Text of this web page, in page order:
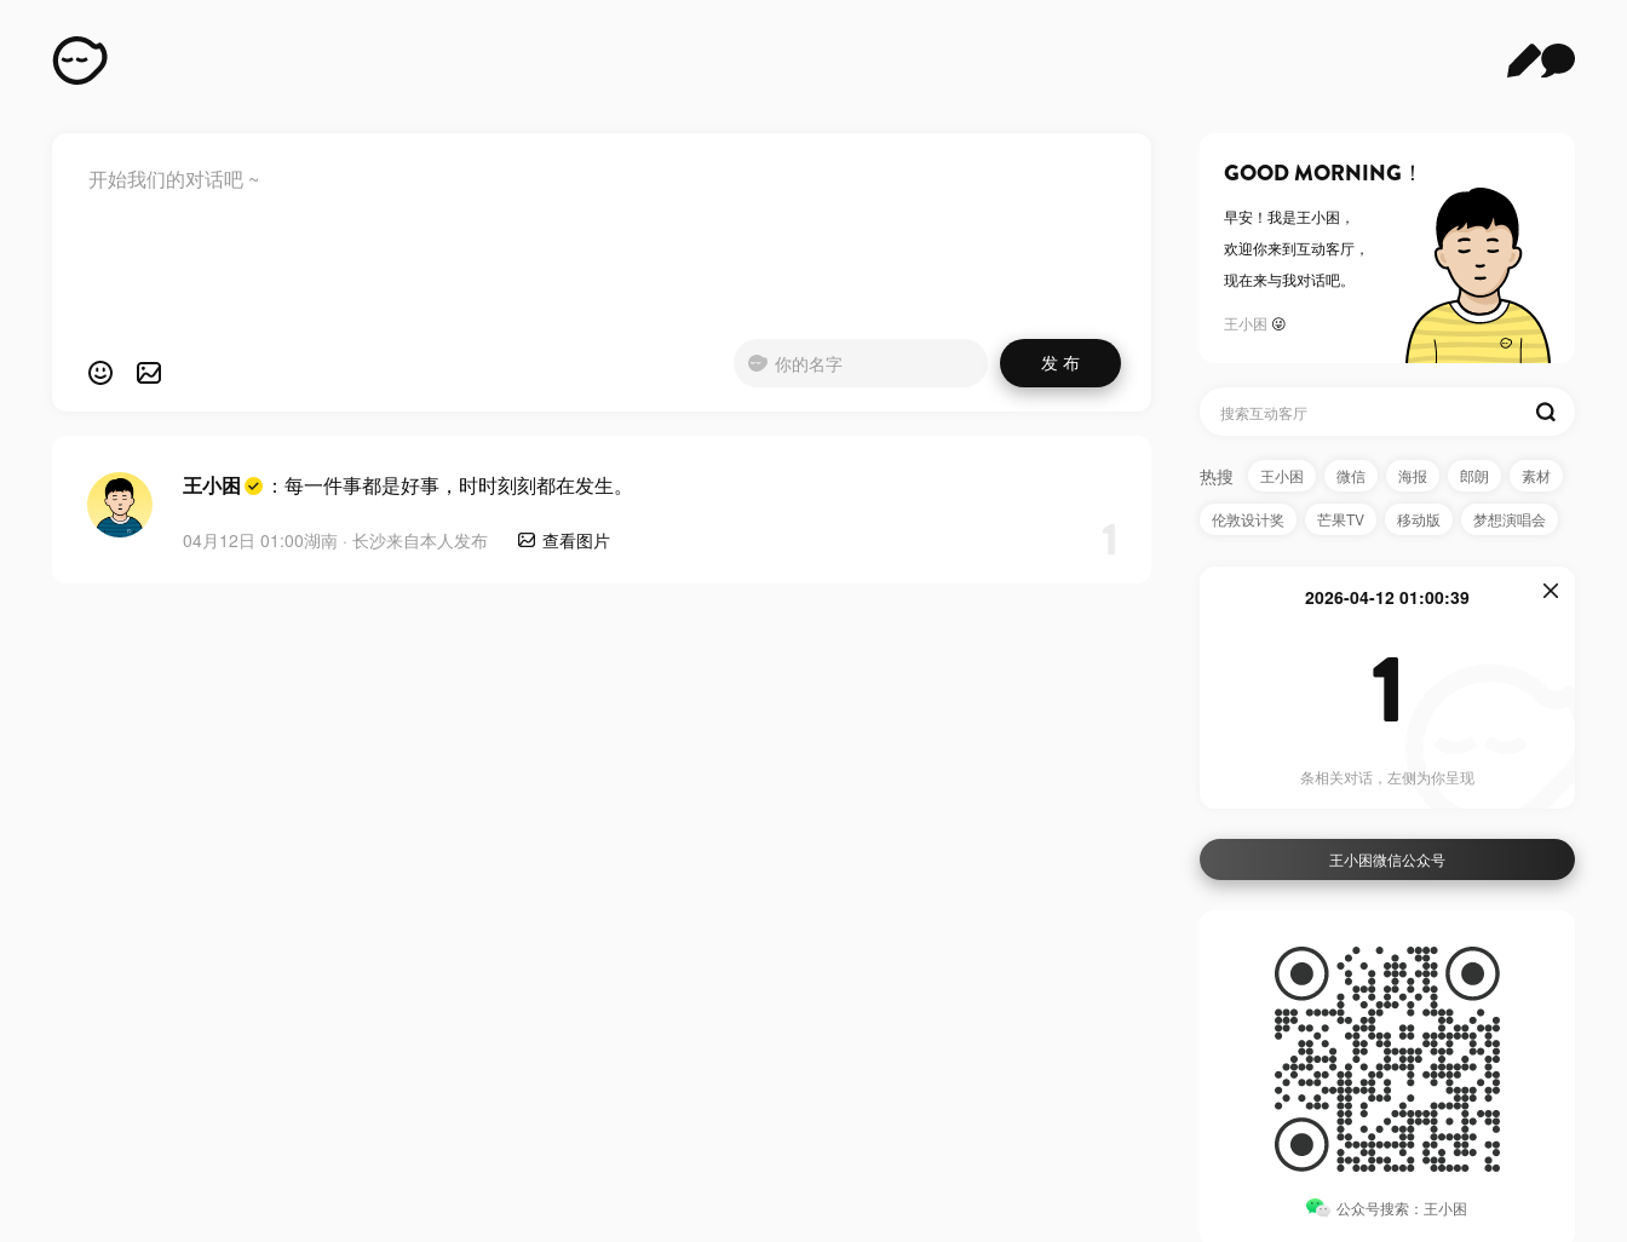
王小困 ：每一件事都是好事，时时刻刻都在发生。
04月12日 01:00湖南 · 长沙来自本人发布 查看图片
GOOD MORNING！
早安！ 我是王小困 ，
欢迎你来到互动客厅，
现在来与我对话吧。
王小困 😜
热搜 王小困 微信 海报 郎朗 素材
伦敦设计奖 芒果TV 移动版 梦想演唱会
2026-04-12 01:00:39
1
条相关对话，左侧为你呈现
王小困微信公众号
公众号搜索：王小困